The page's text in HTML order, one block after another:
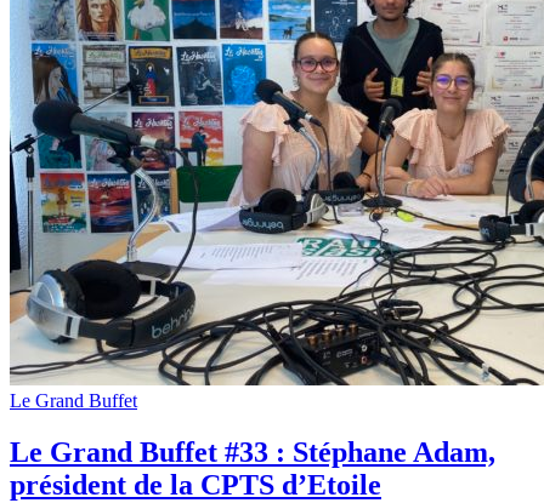
Le Grand Buffet
Le Grand Buffet #33 : Stéphane Adam,
président de la CPTS d’Etoile